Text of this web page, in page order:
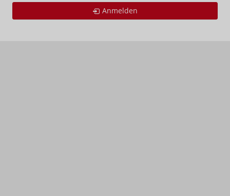
Anmelden